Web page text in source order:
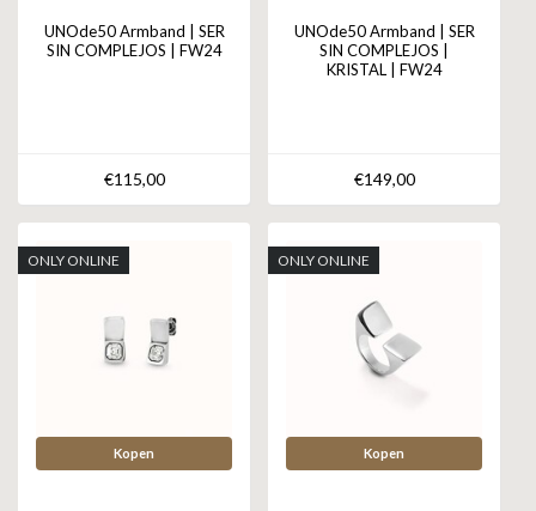
UNOde50 Armband | SER
SIN COMPLEJOS | FW24
€115,00
UNOde50 Armband | SER
SIN COMPLEJOS |
KRISTAL | FW24
€149,00
ONLY ONLINE
Kopen
ONLY ONLINE
Kopen